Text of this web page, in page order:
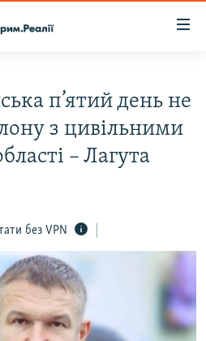
п’ятий день не
з цивільними
– Лагута
без VPN